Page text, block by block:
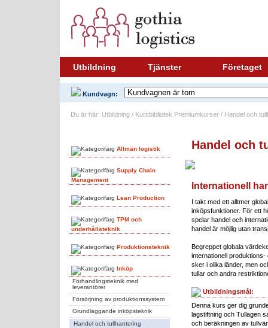
Utbildning Tjänster Företaget
Kundvagn:
Du är här: Utbildning / Kursbibliotek Premiumkurser / Handel och
Allmän logistik
Supply Chain
Management
Lean Production
TPM och
underhållsteknik
Produktionsteknik
Inköp
Förhandlingsteknik med
leverantörer
Försörjning av produktionssystem
Grundläggande inköpsteknik
Handel och tullhantering
Handel och
Internationell
I takt med ett alltmer
inköpsfunktioner. För ett
spelar handel och
handel är möjlig utan
Begreppet globala
internationell
sker i olika länder, men
tullar och andra
Utbildningsmål:
Denna kurs ger dig
lagstiftning och Tullagen
och beräkningen av